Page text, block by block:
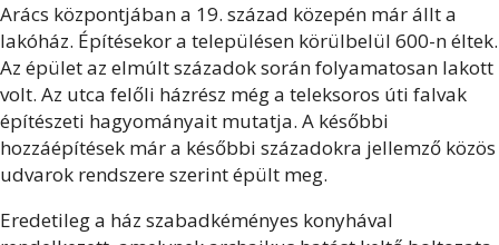
Arács központjában a 19. század közepén már állt a
lakóház. Építésekor a településen körülbelül 600-n éltek.
Az épület az elmúlt századok során folyamatosan lakott
volt. Az utca felőli házrész még a teleksoros úti falvak
építészeti hagyományait mutatja. A későbbi
hozzáépítések már a későbbi századokra jellemző közös
udvarok rendszere szerint épült meg.
Eredetileg a ház szabadkéményes konyhával